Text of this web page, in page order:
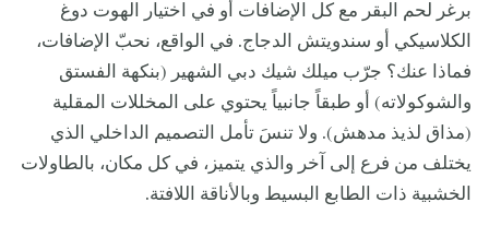
برغر لحم البقر مع كل الإضافات أو في اختيار الهوت دوغ
الكلاسيكي أو سندويتش الدجاج. في الواقع، نحبّ الإضافات،
فماذا عنك؟ جرّب ميلك شيك دبي الشهير (بنكهة الفستق
والشوكولاته) أو طبقاً جانبياً يحتوي على المخللات المقلية
(مذاق لذيذ مدهش). ولا تنسَ تأمل التصميم الداخلي الذي
يختلف من فرع إلى آخر والذي يتميز، في كل مكان، بالطاولات
الخشبية ذات الطابع البسيط وبالأناقة اللافتة.